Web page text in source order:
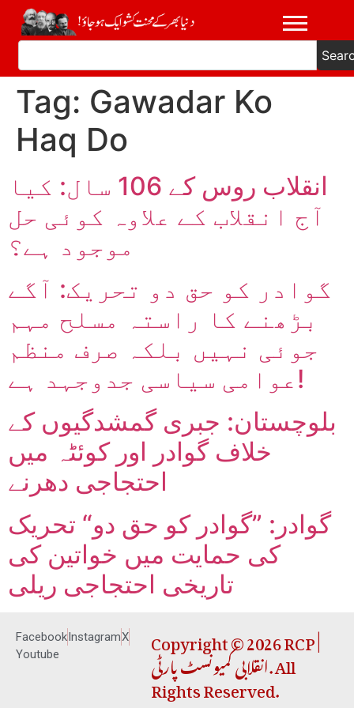
Tag: Gawadar Ko
Haq Do
انقلاب روس کے 106 سال: کیا
آج انقلاب کے علاوہ کوئی حل
موجود ہے؟
گوادر کو حق دو تحریک: آگے
بڑھنے کا راستہ مسلح مہم
جوئی نہیں بلکہ صرف منظم
عوامی سیاسی جدوجہد ہے!
بلوچستان: جبری گمشدگیوں کے
خلاف گوادر اور کوئٹہ میں
احتجاجی دھرنے
گوادر: ”گوادر کو حق دو“ تحریک
کی حمایت میں خواتین کی
تاریخی احتجاجی ریلی
FacebookInstagramX
Youtube
Copyright © 2026 RCP |
انقلابی کمیونسٹ پارٹی. All
Rights Reserved.